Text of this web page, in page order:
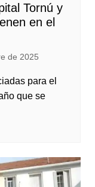
Tornú y
en el
de 2025
para el
que se